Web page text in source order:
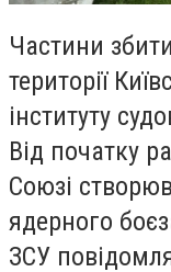
Частини
території
інституту
Від початку
Союзі
ядерного
ЗСУ